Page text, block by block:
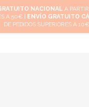
NACIONAL A
A 50€ |
ENVÍO GRATUITO
DE PEDIDOS SUPERIORES A 10€